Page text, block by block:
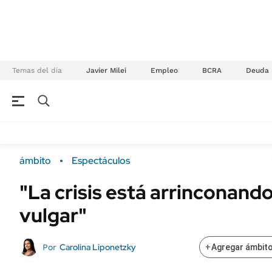
Temas del día Javier Milei Empleo BCRA Deuda
Campo
FINANZAS
Mercados
Sustentabilidad
POLÍTICA
ámbito Espectáculos
"La crisis está
vulgar"
Por Carolina Liponetzky +Agregar